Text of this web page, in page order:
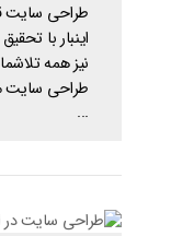
طراحی سایت
اینبار با
نیز همه
طراحی سایت
...